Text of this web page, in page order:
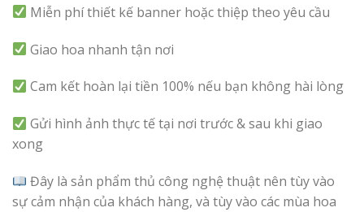
Miễn phí thiết kế banner hoặc thiệp theo yêu cầu
Giao hoa nhanh tận nơi
Cam kết hoàn lại tiền 100% nếu bạn không hài lòng
Gửi hình ảnh thực tế tại nơi trước & sau khi giao
xong
Đây là sản phẩm thủ công nghệ thuật nên tùy vào
sự cảm nhận của khách hàng, và tùy vào các mùa hoa